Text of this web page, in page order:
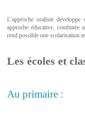
L’approche oraliste
approche éducative, combinée
rend possible une scolarisation
Les écoles et
Au primaire :